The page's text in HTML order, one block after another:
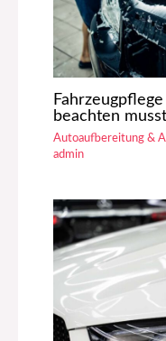
beachten musst
Autoaufbereitung &
admin